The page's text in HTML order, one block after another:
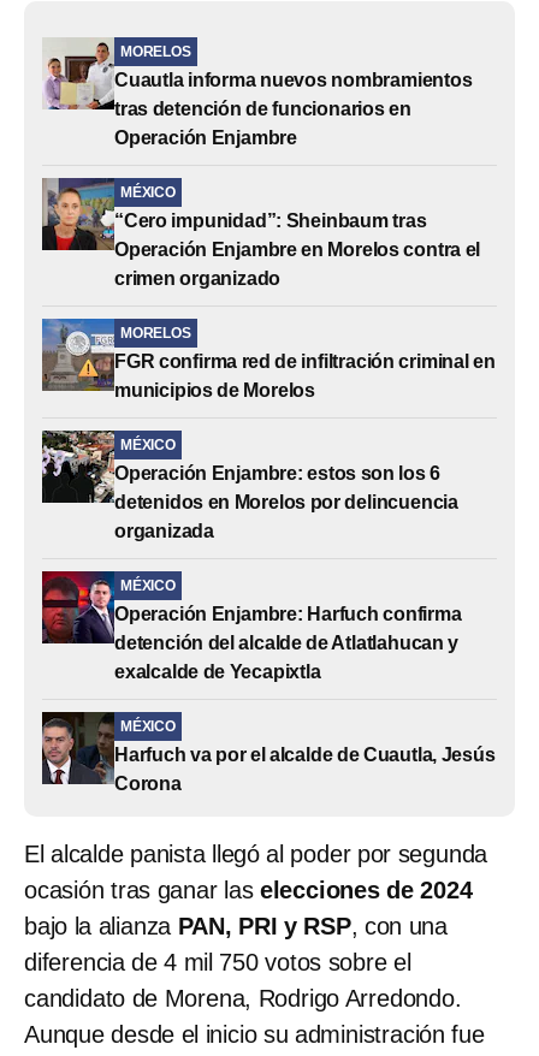
MORELOS
Cuautla informa nuevos nombramientos
tras detención de funcionarios en
Operación Enjambre
MÉXICO
“Cero impunidad”: Sheinbaum tras
Operación Enjambre en Morelos contra el
crimen organizado
MORELOS
FGR confirma red de infiltración criminal en
municipios de Morelos
MÉXICO
Operación Enjambre: estos son los 6
detenidos en Morelos por delincuencia
organizada
MÉXICO
Operación Enjambre: Harfuch confirma
detención del alcalde de Atlatlahucan y
exalcalde de Yecapixtla
MÉXICO
Harfuch va por el alcalde de Cuautla, Jesús
Corona
El alcalde panista llegó al poder por segunda
ocasión tras ganar las elecciones de 2024
bajo la alianza PAN, PRI y RSP, con una
diferencia de 4 mil 750 votos sobre el
candidato de Morena, Rodrigo Arredondo.
Aunque desde el inicio su administración fue